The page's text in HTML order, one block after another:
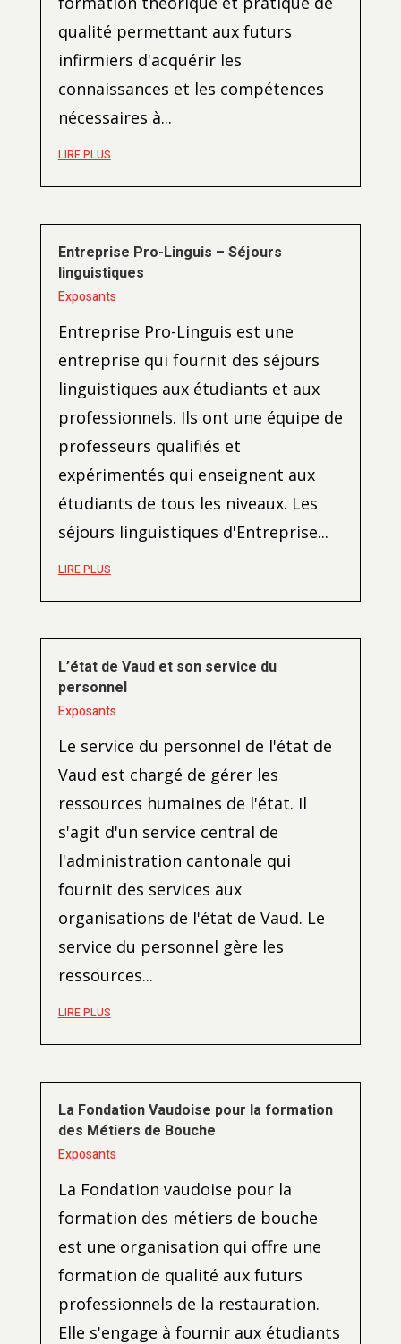
qualité permettant aux futurs
infirmiers d'acquérir les
connaissances et les compétences
nécessaires à...
LIRE PLUS
Entreprise Pro-Linguis – Séjours
linguistiques
Exposants
Entreprise Pro-Linguis est une
entreprise qui fournit des séjours
linguistiques aux étudiants et aux
professionnels. Ils ont une équipe de
professeurs qualifiés et
expérimentés qui enseignent aux
étudiants de tous les niveaux. Les
séjours linguistiques d'Entreprise...
LIRE PLUS
L’état de Vaud et son service du
personnel
Exposants
Le service du personnel de l'état de
Vaud est chargé de gérer les
ressources humaines de l'état. Il
s'agit d'un service central de
l'administration cantonale qui
fournit des services aux
organisations de l'état de Vaud. Le
service du personnel gère les
ressources...
LIRE PLUS
La Fondation Vaudoise pour la formation
des Métiers de Bouche
Exposants
La Fondation vaudoise pour la
formation des métiers de bouche
est une organisation qui offre une
formation de qualité aux futurs
professionnels de la restauration.
Elle s'engage à fournir aux étudiants